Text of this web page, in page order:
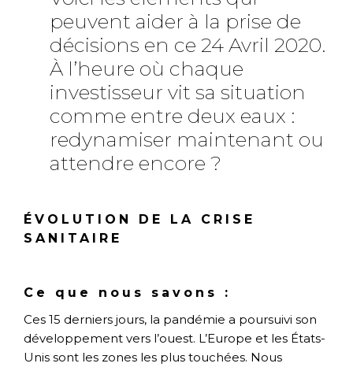
peuvent aider à la prise de
décisions en ce 24 Avril 2020.
À l’heure où chaque
investisseur vit sa situation
comme entre deux eaux :
redynamiser maintenant ou
attendre encore ?
ÉVOLUTION DE LA CRISE
SANITAIRE
Ce que nous savons :
Ces 15 derniers jours, la pandémie a poursuivi son
développement vers l’ouest. L’Europe et les États-
Unis sont les zones les plus touchées. Nous